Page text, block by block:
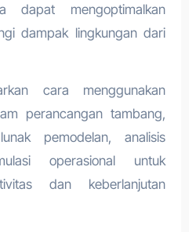
dapat mengoptimalkan
dampak lingkungan dari
cara menggunakan
perancangan tambang,
pemodelan, analisis
operasional untuk
dan keberlanjutan